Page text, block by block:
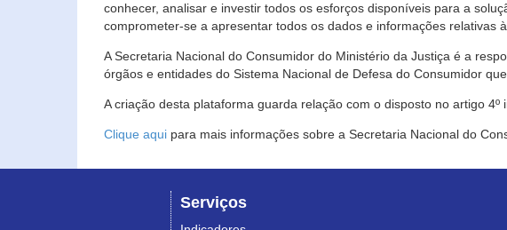
conhecer, analisar e investir todos os esforços disponíveis para a
comprometer-se a apresentar todos os dados e informações relativas
A Secretaria Nacional do Consumidor do Ministério da Justiça é a
órgãos e entidades do Sistema Nacional de Defesa do Consumidor
A criação desta plataforma guarda relação com o disposto no artigo
Clique aqui para mais informações sobre a Secretaria Nacional do
Serviços